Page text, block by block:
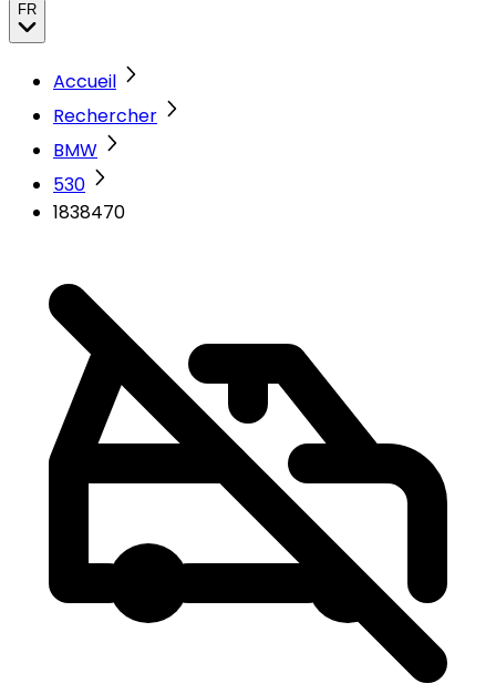
FR
Accueil
Rechercher
BMW
530
1838470